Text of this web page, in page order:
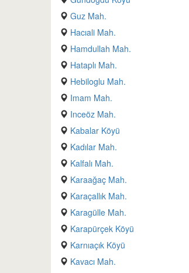
Guz Mah.
Hacıali Mah.
Hamdullah Mah.
Hataplı Mah.
Hebiloglu Mah.
Imam Mah.
Inceöz Mah.
Kabalar Köyü
Kadılar Mah.
Kalfalı Mah.
Karaağaç Mah.
Karaçallık Mah.
Karagülle Mah.
Karapürçek Köyü
Karnıaçık Köyü
Kavacı Mah.